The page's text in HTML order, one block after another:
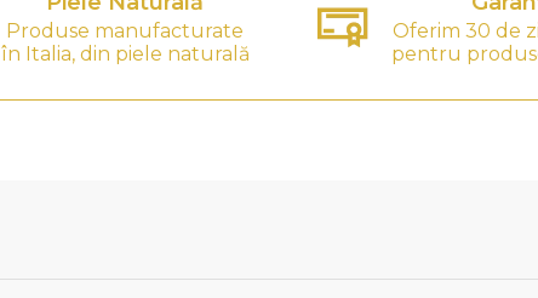
Produse manufacturate
în Italia, din piele naturală
Oferim 30 de
pentru